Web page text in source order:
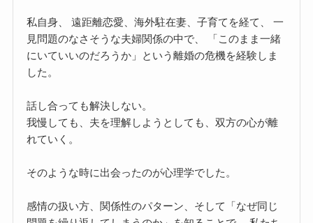
私自身、 遠距離恋愛、海外駐在妻、子育てを経て、 一
見問題のなさそうな夫婦関係の中で、 「このまま一緒
にいていいのだろうか」という離婚の危機を経験しま
した。
話し合っても解決しない。
我慢しても、夫を理解しようとしても、双方の心が離
れていく。
そのような時に出会ったのが心理学でした。
感情の扱い方、関係性のパターン、そして「なぜ同じ